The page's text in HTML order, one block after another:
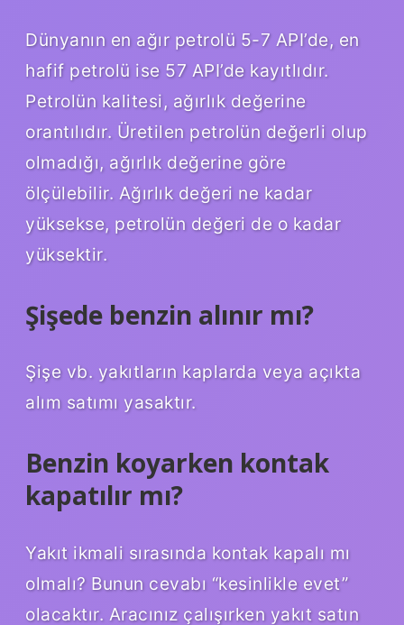
Dünyanın en ağır petrolü 5-7 API’de, en
hafif petrolü ise 57 API’de kayıtlıdır.
Petrolün kalitesi, ağırlık değerine
orantılıdır. Üretilen petrolün değerli olup
olmadığı, ağırlık değerine göre
ölçülebilir. Ağırlık değeri ne kadar
yüksekse, petrolün değeri de o kadar
yüksektir.
Şişede benzin alınır mı?
Şişe vb. yakıtların kaplarda veya açıkta
alım satımı yasaktır.
Benzin koyarken kontak
kapatılır mı?
Yakıt ikmali sırasında kontak kapalı mı
olmalı? Bunun cevabı “kesinlikle evet”
olacaktır. Aracınız çalışırken yakıt satın